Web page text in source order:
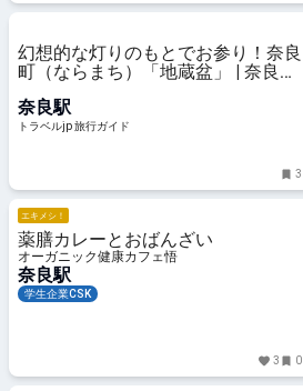
幻想的な灯りのもとでお参り！奈良
町（ならまち）「地蔵盆」 | 奈良県
奈良駅
トラベルjp 旅行ガイド
3
エキメシ！
薬膳カレーとおばんざい
オーガニック健康カフェ悟
奈良駅
学生企業CSK
3 0